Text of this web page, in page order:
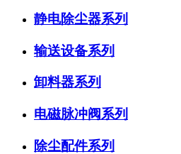
静电除尘器系列
输送设备系列
卸料器系列
电磁脉冲阀系列
除尘配件系列